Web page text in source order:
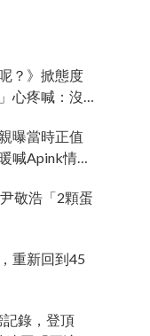
？》掀態度
心疼喊：沒
曝當時正值
喊Apink情誼
敬浩「2顆蛋
重新回到45
記錄，登頂